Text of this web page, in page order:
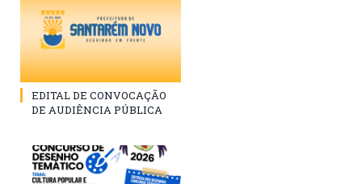
EDITAL DE CONVOCAÇÃO
DE AUDIÊNCIA PÚBLICA